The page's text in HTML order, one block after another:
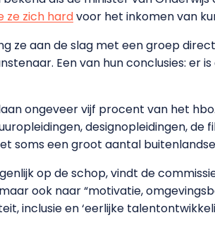
ze zich hardvoor het inkomen van
ze aan de slag met een groep
Een van hun conclusies: er
ongeveer vijf procent van het
designopleidingen, de
soms een groot aantal
op de schop, vindt de
ook naar “motivatie,
inclusie en ‘eerlijke